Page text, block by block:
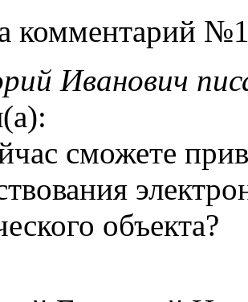
комментарий
Иванович
сможете
объекта?